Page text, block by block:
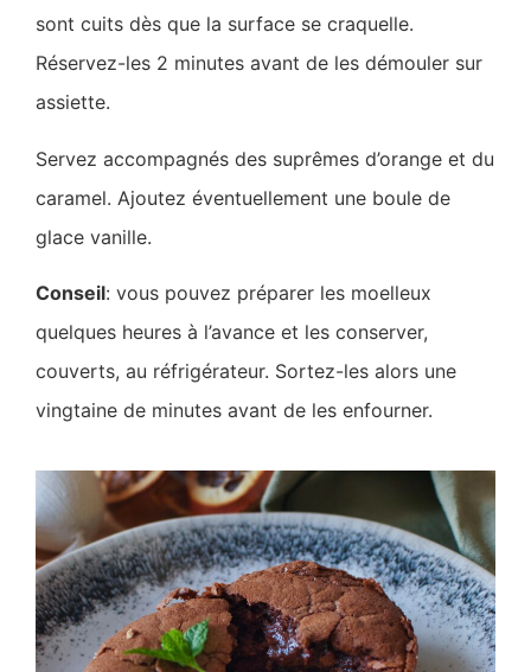
sont cuits dès que la surface se craquelle.
Réservez-les 2 minutes avant de les démouler sur
assiette.
Servez accompagnés des suprêmes d’orange et du
caramel. Ajoutez éventuellement une boule de
glace vanille.
Conseil: vous pouvez préparer les moelleux
quelques heures à l’avance et les conserver,
couverts, au réfrigérateur. Sortez-les alors une
vingtaine de minutes avant de les enfourner.